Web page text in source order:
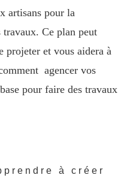
artisans pour la
Ce plan peut
projeter et vous aidera à
agencer vos
pour faire des travaux
à créer